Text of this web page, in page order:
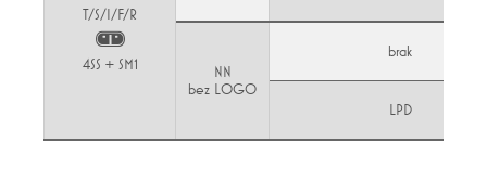
T/S/I/F/R
4SS + SM1
NN
bez LOGO
brak
LPD